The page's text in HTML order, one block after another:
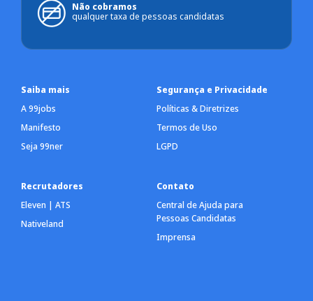
Saiba mais
A 99jobs
Manifesto
Seja 99ner
Segurança e Privacidade
Políticas & Diretrizes
Termos de Uso
LGPD
Recrutadores
Eleven | ATS
Nativeland
Contato
Central de Ajuda para
Pessoas Candidatas
Imprensa
Não cobramos
qualquer taxa de pessoas candidatas